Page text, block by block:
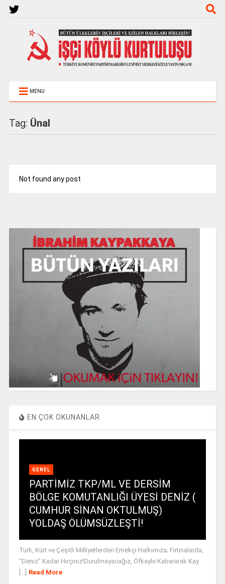
MENU
Tag: Ünal
Not found any post
EN ÇOK OKUNANLAR
GENEL
PARTİMİZ TKP/ML VE DERSİM
BÖLGE KOMUTANLIĞI ÜYESİ DENİZ (
CUMHUR SİNAN OKTULMUŞ)
YOLDAŞ ÖLÜMSÜZLEŞTİ!
Türk, Kürt ve Çeşitli Milliyetlerden Emekçi Halkımıza; Fırtınalarda,
“Deniz” Kadar Hırçınız!Durulmayacağız, Öfkeyle Kabararak Kay
Read More